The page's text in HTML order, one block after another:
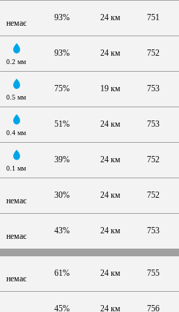
немає
93% 24 км 751
0.2 мм
93% 24 км 752
0.5 мм
75% 19 км 753
0.4 мм
51% 24 км 753
0.1 мм
39% 24 км 752
немає
30% 24 км 752
немає
43% 24 км 753
немає
61% 24 км 755
45% 24 км 756